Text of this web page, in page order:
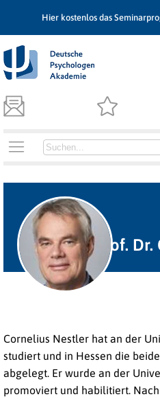
Hier kostenlos das
Prof. Dr.
Cornelius Nestler hat an der
studiert und in Hessen die
abgelegt. Er wurde an der
promoviert und habilitiert.